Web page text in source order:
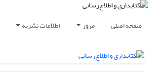
صفحه اصلی مرور اطلاعات نشریه